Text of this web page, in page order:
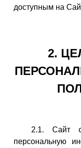
доступным на
2.
2.1. Сайт
персональную